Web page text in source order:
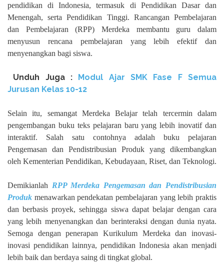
pendidikan di Indonesia, termasuk di Pendidikan Dasar dan
Menengah, serta Pendidikan Tinggi. Rancangan Pembelajaran
dan Pembelajaran (RPP) Merdeka membantu guru dalam
menyusun rencana pembelajaran yang lebih efektif dan
menyenangkan bagi siswa.
Unduh Juga : Modul Ajar SMK Fase F Semua
Jurusan Kelas 10-12
Selain itu, semangat Merdeka Belajar telah tercermin dalam
pengembangan buku teks pelajaran baru yang lebih inovatif dan
interaktif. Salah satu contohnya adalah buku pelajaran
Pengemasan dan Pendistribusian Produk yang dikembangkan
oleh Kementerian Pendidikan, Kebudayaan, Riset, dan Teknologi.
Demikianlah RPP Merdeka Pengemasan dan Pendistribusian
Produk menawarkan pendekatan pembelajaran yang lebih praktis
dan berbasis proyek, sehingga siswa dapat belajar dengan cara
yang lebih menyenangkan dan berinteraksi dengan dunia nyata.
Semoga dengan penerapan Kurikulum Merdeka dan inovasi-
inovasi pendidikan lainnya, pendidikan Indonesia akan menjadi
lebih baik dan berdaya saing di tingkat global.